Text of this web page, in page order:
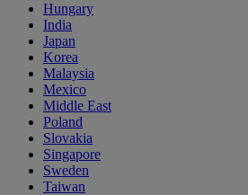
Hungary
India
Japan
Korea
Malaysia
Mexico
Middle East
Poland
Slovakia
Singapore
Sweden
Taiwan